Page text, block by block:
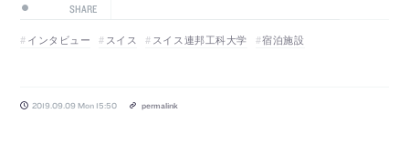
SHARE
インタビュー スイス スイス連邦工科大学 宿泊施設
2019.09.09 Mon 15:50 permalink